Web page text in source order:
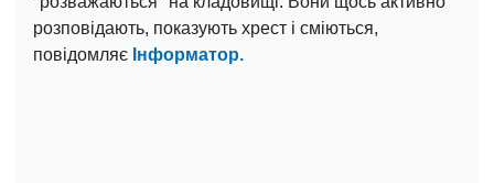
розповідають, показують хрест і сміються,
повідомляє Інформатор.